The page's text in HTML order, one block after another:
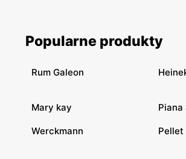
Popularne produkty
Rum Galeon
Mary kay
Werckmann Pellet